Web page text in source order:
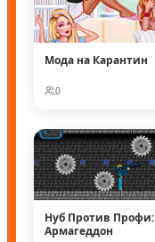
Мода на Карантин
0
Нуб Против Профи:
Армагеддон